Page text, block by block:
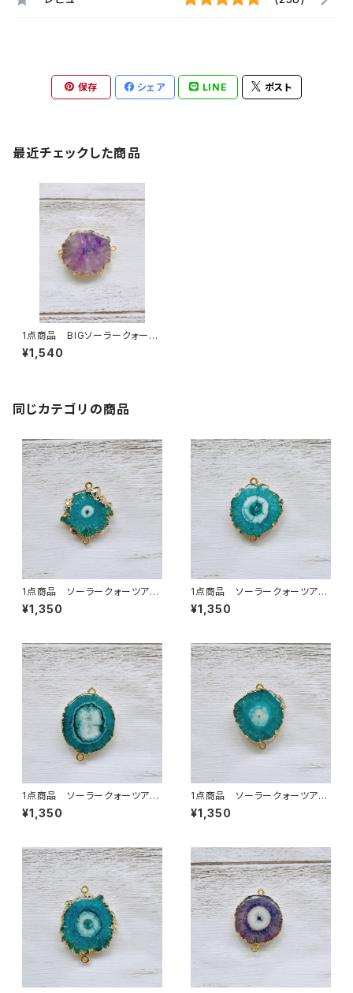
保存 シェア LINE ポスト
最近チェックした商品
1点商品 BIGソーラークォー
ツ 2カン パープル
¥1,540
同じカテゴリの商品
1点商品 ソーラークォーツアク
ア 2カン②
¥1,350
1点商品 ソーラークォーツアク
ア 2カン ④
¥1,350
1点商品 ソーラークォーツアク
ア 2カン ⑦
¥1,350
1点商品 ソーラークォーツアク
ア 2カン ⑧
¥1,350